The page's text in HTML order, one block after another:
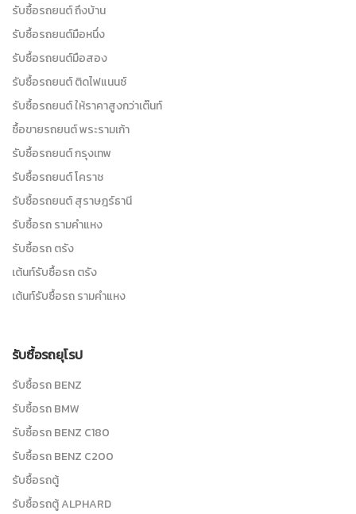
รับซื้อรถยนต์ ถึงบ้าน
รับซื้อรถยนต์มือหนึ่ง
รับซื้อรถยนต์มือสอง
รับซื้อรถยนต์ ติดไฟแนนซ์
รับซื้อรถยนต์ ให้ราคาสูงกว่าเต๊นท์
ซื้อขายรถยนต์ พระรามเก้า
รับซื้อรถยนต์ กรุงเทพ
รับซื้อรถยนต์ โคราช
รับซื้อรถยนต์ สุราษฎร์ธานี
รับซื้อรถ รามคำแหง
รับซื้อรถ ตรัง
เต้นท์รับซื้อรถ ตรัง
เต้นท์รับซื้อรถ รามคำแหง
รับซื้อรถยุโรป
รับซื้อรถ BENZ
รับซื้อรถ BMW
รับซื้อรถ BENZ C180
รับซื้อรถ BENZ C200
รับซื้อรถตู้
รับซื้อรถตู้ ALPHARD